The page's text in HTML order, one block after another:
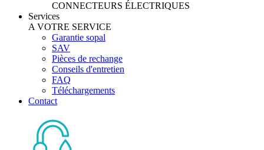
CONNECTEURS ÉLECTRIQUES
Services
A VOTRE SERVICE
Garantie sopal
SAV
Pièces de rechange
Conseils d'entretien
FAQ
Téléchargements
Contact